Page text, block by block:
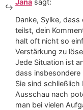
Jana sagt:
Danke, Sylke,
teilst, dein
halt oft nicht so
Verstärkung zu
Jede Situation ist
dass insbesondere
Sie sind schließlich
Ausschau nach
man bei vielen